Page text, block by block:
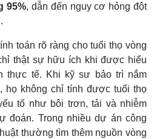
95%, dẫn đến nguy cơ hỏng đột
toán rõ ràng cho tuổi thọ vòng
thật sự hữu ích khi được hiểu
thực tế. Khi kỹ sư bảo trì nắm
họ không chỉ tính được tuổi thọ
tố như bôi trơn, tải và nhiễm
đoán. Trong nhiều dự án công
thường tìm thêm nguồn vòng